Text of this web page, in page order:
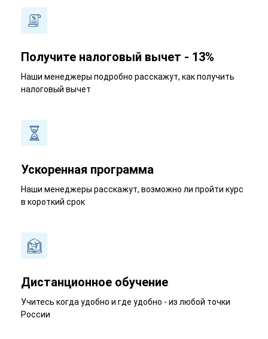
Получите налоговый вычет - 13%
Наши менеджеры подробно расскажут, как получить
налоговый вычет
Ускоренная программа
Наши менеджеры расскажут, возможно ли пройти курс
в короткий срок
Дистанционное обучение
Учитесь когда удобно и где удобно - из любой точки
России